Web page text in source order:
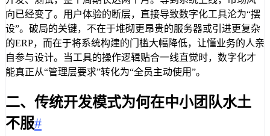
向已经变了。用户体验的断层，直接导致数字化工具沦为“摆
设”。破局的关键，不在于堆砌更昂贵的服务器或引进更复杂
的ERP，而在于将系统构建的门槛大幅降低，让懂业务的人亲
自参与设计。当工具的操作逻辑贴合一线直觉时，数字化才
能真正从“管理层要求”转化为“全员主动使用”。
二、传统开发模式为何在中小团队水土
不服#